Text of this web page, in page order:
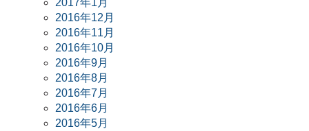
2016年12月
2016年11月
2016年10月
2016年9月
2016年8月
2016年7月
2016年6月
2016年5月